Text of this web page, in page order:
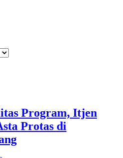
Program, Itjen
Protas di